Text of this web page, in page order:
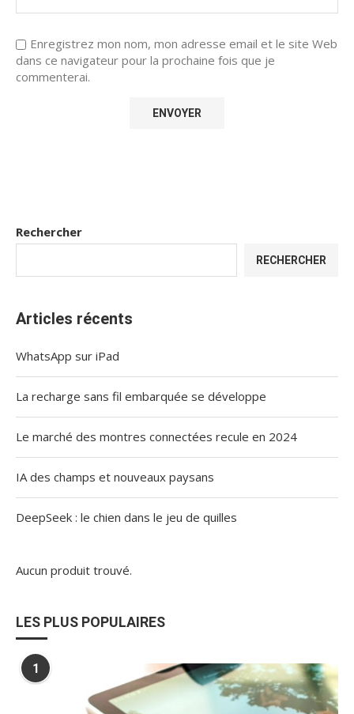
Enregistrez mon nom, mon adresse email et le site Web
dans ce navigateur pour la prochaine fois que je
commenterai.
Rechercher
RECHERCHER
Articles récents
WhatsApp sur iPad
La recharge sans fil embarquée se développe
Le marché des montres connectées recule en 2024
IA des champs et nouveaux paysans
DeepSeek : le chien dans le jeu de quilles
Aucun produit trouvé.
LES PLUS POPULAIRES
1